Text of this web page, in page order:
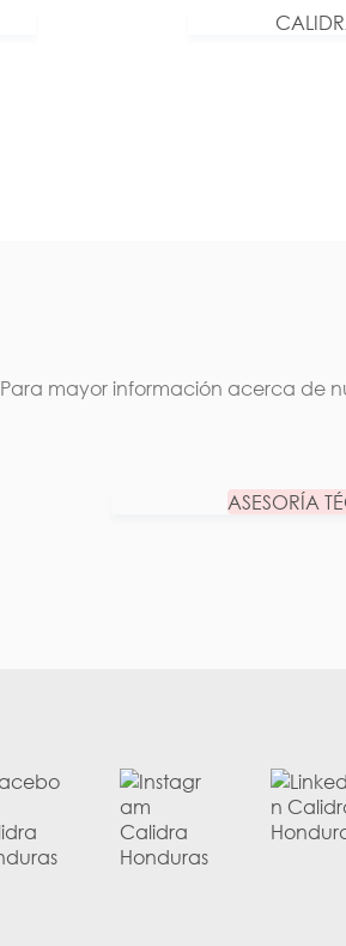
Para mayor información acerca de
ASESORÍA